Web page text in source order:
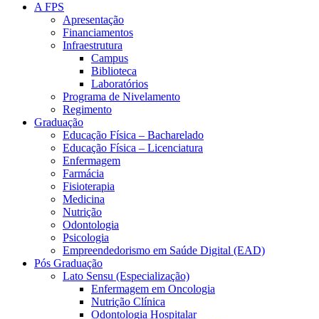
A FPS
Apresentação
Financiamentos
Infraestrutura
Campus
Biblioteca
Laboratórios
Programa de Nivelamento
Regimento
Graduação
Educação Física – Bacharelado
Educação Física – Licenciatura
Enfermagem
Farmácia
Fisioterapia
Medicina
Nutrição
Odontologia
Psicologia
Empreendedorismo em Saúde Digital (EAD)
Pós Graduação
Lato Sensu (Especialização)
Enfermagem em Oncologia
Nutrição Clínica
Odontologia Hospitalar